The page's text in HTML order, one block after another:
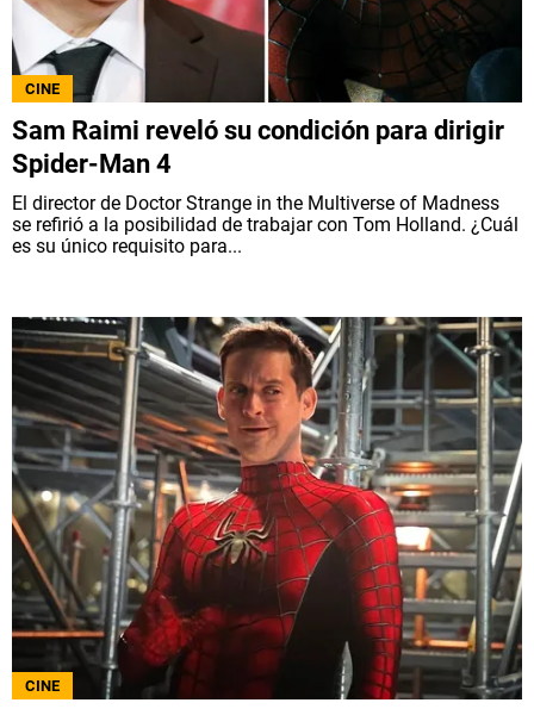
CINE
Sam Raimi reveló su condición para dirigir
Spider-Man 4
El director de Doctor Strange in the Multiverse of Madness
se refirió a la posibilidad de trabajar con Tom Holland. ¿Cuál
es su único requisito para...
CINE